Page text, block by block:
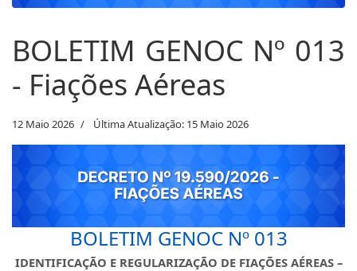
BOLETIM GENOC Nº 013
- Fiações Aéreas
12 Maio 2026 Última Atualização: 15 Maio 2026
BOLETIM GENOC Nº 013
IDENTIFICAÇÃO E REGULARIZAÇÃO DE FIAÇÕES AÉREAS –